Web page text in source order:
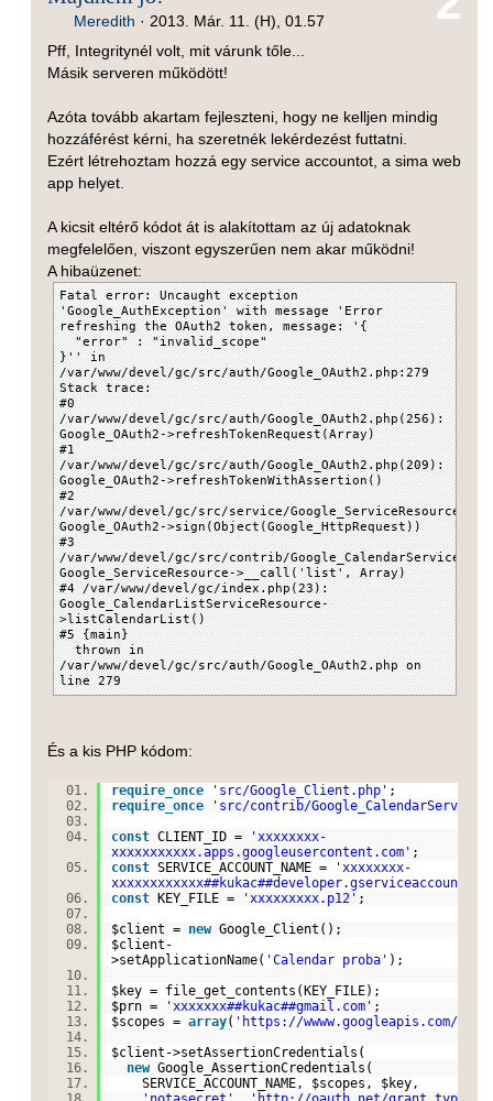
Meredith · 2013. Már. 11. (H), 01.57
Pff, Integritynél volt, mit várunk tőle...
Másik serveren működött!
Azóta tovább akartam fejleszteni, hogy ne kelljen mindig
hozzáférést kérni, ha szeretnék lekérdezést futtatni.
Ezért létrehoztam hozzá egy service accountot, a sima web
app helyet.
A kicsit eltérő kódot át is alakítottam az új adatoknak
megfelelően, viszont egyszerűen nem akar működni!
A hibaüzenet:
Fatal error: Uncaught exception
'Google_AuthException' with message 'Error
refreshing the OAuth2 token, message: '{
"error" : "invalid_scope"
}'' in
/var/www/devel/gc/src/auth/Google_OAuth2.php:279
Stack trace:
#0
/var/www/devel/gc/src/auth/Google_OAuth2.php(256):
Google_OAuth2->refreshTokenRequest(Array)
#1
/var/www/devel/gc/src/auth/Google_OAuth2.php(209):
Google_OAuth2->refreshTokenWithAssertion()
#2
/var/www/devel/gc/src/service/
Google_OAuth2->sign(Object(Google_HttpRequest))
#3
/var/www/devel/gc/src/contrib/
Google_ServiceResource->__call('list', Array)
#4 /var/www/devel/gc/index.php(23):
Google_CalendarListServiceResource-
>listCalendarList()
#5 {main}
thrown in
/var/www/devel/gc/src/auth/Google_OAuth2.php on
line 279
És a kis PHP kódom:
require_once 'src/Google_Client.php' ;
require_once
'src/contrib/
constCLIENT_ID =
'xxxxxxxx-
xxxxxxxxxxx.apps.googleusercontent.com' ;
constSERVICE_ACCOUNT_NAME =
'xxxxxxxx-
constKEY_FILE = 'xxxxxxxxx.p12' ;
$client = newGoogle_Client();
$client -
>setApplicationName( 'Calendar proba' );
$key= file_get_contents (KEY_FILE);
$prn= 'xxxxxxx##kukac##gmail.com' ;
$scopes = array( 'https://wwww.googleapis.com/
$client ->setAssertionCredentials(
newGoogle_AssertionCredentials(
SERVICE_ACCOUNT_NAME, $scopes , $key,